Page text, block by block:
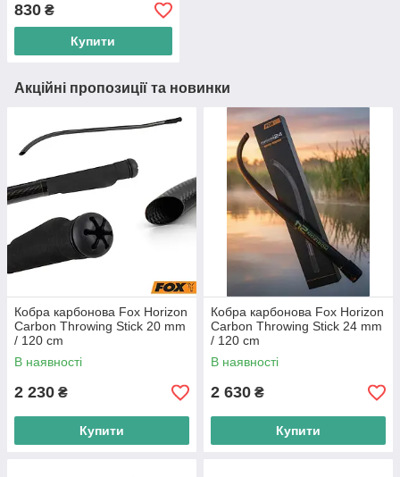
830 ₴
Купити
Акційні пропозиції та новинки
Кобра карбонова Fox Horizon
Carbon Throwing Stick 20 mm
/ 120 cm
В наявності
2 230 ₴
Купити
Кобра карбонова Fox Horizon
Carbon Throwing Stick 24 mm
/ 120 cm
В наявності
2 630 ₴
Купити